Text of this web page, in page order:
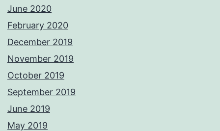
June 2020
February 2020
December 2019
November 2019
October 2019
September 2019
June 2019
May 2019